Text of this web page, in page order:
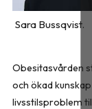
Sara Bussqvist.
Obesitasvården
och ökad
livsstilsproblem